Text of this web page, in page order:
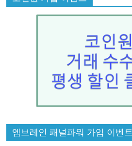
엠브레인 패널파워 가입 이벤트